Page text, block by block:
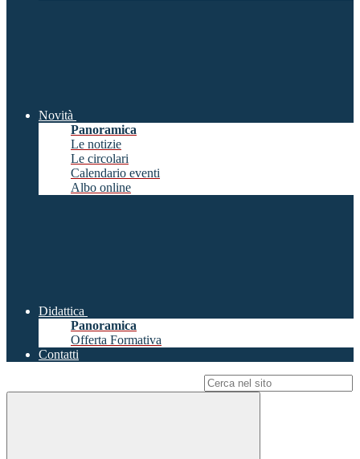
Novità
Panoramica
Le notizie
Le circolari
Calendario eventi
Albo online
Didattica
Panoramica
Offerta Formativa
Contatti